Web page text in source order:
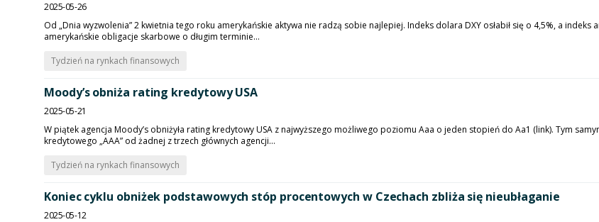
2025-05-26
Od „Dnia wyzwolenia” 2 kwietnia tego roku amerykańskie aktywa nie radzą sobie najlepiej. Indeks dolara DXY osłabił się o 4,5%, a
amerykańskie obligacje skarbowe o długim terminie...
Tydzień na rynkach finansowych
Moody’s obniża rating kredytowy USA
2025-05-21
W piątek agencja Moody’s obniżyła rating kredytowy USA z najwyższego możliwego poziomu Aaa o jeden stopień do Aa1 (link). Tym
kredytowego „AAA” od żadnej z trzech głównych agencji...
Tydzień na rynkach finansowych
Koniec cyklu obniżek podstawowych stóp procentowych w Czechach zbliża się nieubłaganie
2025-05-12